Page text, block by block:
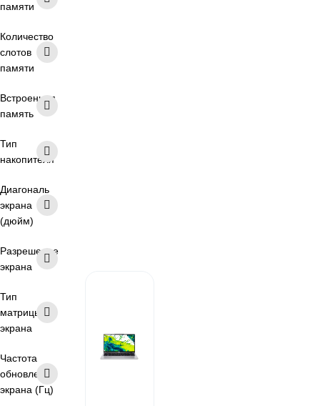
памяти
Количество
слотов
памяти
Встроенная
память
Тип
накопителя
Диагональ
экрана
(дюйм)
Разрешение
экрана
Тип
матрицы
экрана
Частота
обновления
экрана (Гц)